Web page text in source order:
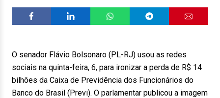
O senador Flávio Bolsonaro (PL-RJ) usou as redes
sociais na quinta-feira, 6, para ironizar a perda de R$ 14
bilhões da Caixa de Previdência dos Funcionários do
Banco do Brasil (Previ). O parlamentar publicou a imagem